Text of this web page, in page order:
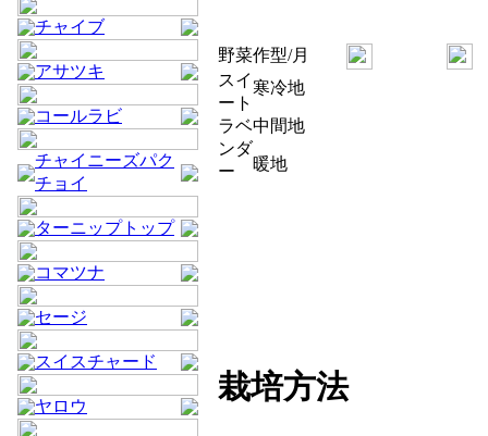
チャイブ
アサツキ
コールラビ
チャイニーズパク
チョイ
ターニップトップ
コマツナ
セージ
スイスチャード
ヤロウ
野菜作型/月
スイ
ート
ラベ
ンダ
ー
寒冷地
中間地
暖地
栽培方法